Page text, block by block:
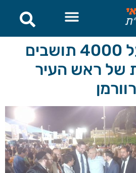
מפגן כוח: מעל 4000 תושבים
של ראש העיר